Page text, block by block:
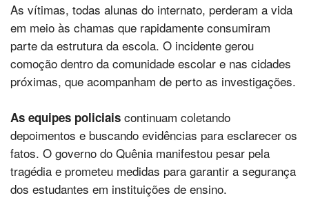
As vítimas, todas alunas do internato, perderam a vida
em meio às chamas que rapidamente consumiram
parte da estrutura da escola. O incidente gerou
comoção dentro da comunidade escolar e nas cidades
próximas, que acompanham de perto as investigações.
As equipes policiais continuam coletando
depoimentos e buscando evidências para esclarecer os
fatos. O governo do Quênia manifestou pesar pela
tragédia e prometeu medidas para garantir a segurança
dos estudantes em instituições de ensino.